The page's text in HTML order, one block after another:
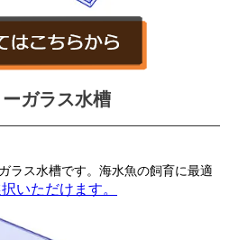
ガラス水槽
ラス水槽です。海水魚の飼育に最適
いただけます。